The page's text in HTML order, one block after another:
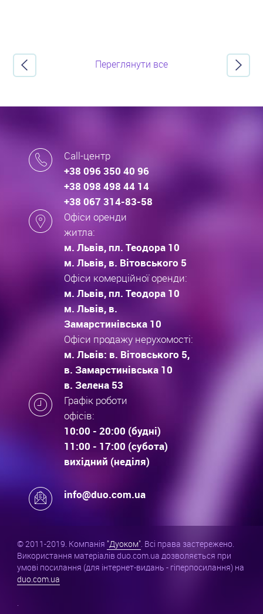
Переглянути все
Call-центр
+38 096 350 40 96
+38 098 498 44 14
+38 067 314-83-58
Офіси оренди
житла:
м. Львів, пл. Теодора 10
м. Львів, в. Вітовського 5
Офіси комерційної оренди:
м. Львів, пл. Теодора 10
м. Львів, в.
Замарстинівська 10
Офіси продажу нерухомості:
м. Львів: в. Вітовського 5,
в. Замарстинівська 10
в. Зелена 53
Графік роботи
офісів:
10:00 - 20:00 (будні)
11:00 - 17:00 (субота)
вихідний (неділя)
info@duo.com.ua
© 2011-2019. Компанія "Дуоком". Всі права застережено.
Використання матеріалів duo.com.ua дозволяється при
умові посилання (для інтернет-видань - гіперпосилання) на
duo.com.ua
.